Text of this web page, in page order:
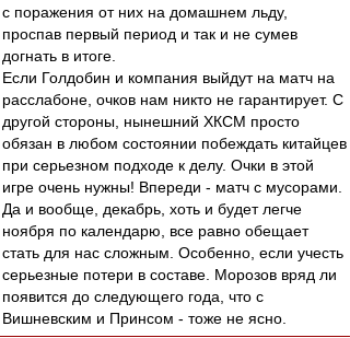
с поражения от них на домашнем льду,
проспав первый период и так и не сумев
догнать в итоге.
Если Голдобин и компания выйдут на матч на
расслабоне, очков нам никто не гарантирует. С
другой стороны, нынешний ХКСМ просто
обязан в любом состоянии побеждать китайцев
при серьезном подходе к делу. Очки в этой
игре очень нужны! Впереди - матч с мусорами.
Да и вообще, декабрь, хоть и будет легче
ноября по календарю, все равно обещает
стать для нас сложным. Особенно, если учесть
серьезные потери в составе. Морозов вряд ли
появится до следующего года, что с
Вишневским и Принсом - тоже не ясно.